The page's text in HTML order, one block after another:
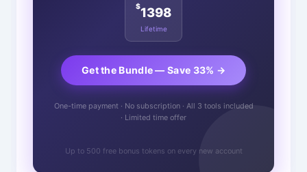
$1398
Lifetime
Get the Bundle — Save 33% →
One-time payment · No subscription · All 3 tools included
· Limited time offer
Up to 500 free bonus tokens on every new account